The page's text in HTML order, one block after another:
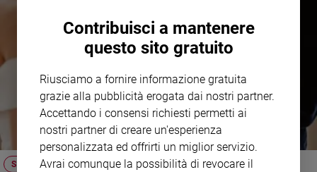
SGUARDO ALLA FAMIGLIA
Contribuisci a mantenere
questo sito gratuito
Riusciamo a fornire informazione gratuita
grazie alla pubblicità erogata dai nostri partner.
Accettando i consensi richiesti permetti ai
nostri partner di creare un'esperienza
personalizzata ed offrirti un miglior servizio.
Avrai comunque la possibilità di revocare il